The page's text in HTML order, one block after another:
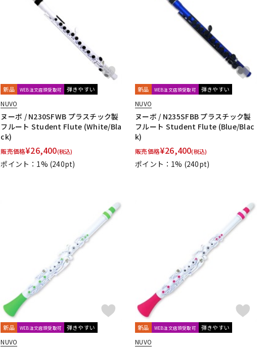
楽器アクセサ
新品 WEB注文店頭受取可 弾きやすい
NUVO
ヌーボ / N230SFWB プラスチック製
フルート Student Flute (White/Bla
ck)
販売価格¥26,400(税込)
ポイント：1% (240pt)
新品 WEB注文店頭受取可 弾きやすい
NUVO
ヌーボ / N235SFBB プラスチック製
フルート Student Flute (Blue/Blac
k)
販売価格¥26,400(税込)
ポイント：1% (240pt)
新品 WEB注文店頭受取可 弾きやすい
NUVO
新品 WEB注文店頭受取可 弾きやすい
NUVO